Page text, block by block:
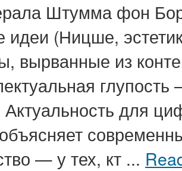
Штумма фон
(Ницше,
вырванные из
для
— у тех, кт ...